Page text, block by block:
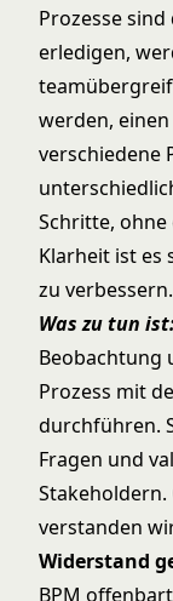
Prozesse
erledigen,
werden,
verschiedene
Schritte, ohne
Klarheit ist es
zu verbessern.
Was zu tun
Beobachtung
Prozess mit
durchführen.
Fragen und
Stakeholdern.
verstanden
Widerstand
BPM